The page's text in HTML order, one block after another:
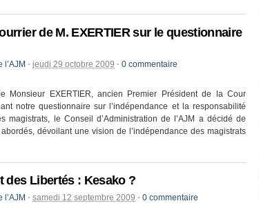
de M. EXERTIER sur le questionnaire
l’AJM ⋅ jeudi 29 octobre 2009 ⋅ 0 commentaire
Monsieur EXERTIER, ancien Premier Président de la Cour
notre questionnaire sur l’indépendance et la responsabilité
magistrats, le Conseil d’Administration de l’AJM a décidé de
dévoilant une vision de l’indépendance des magistrats
des Libertés : Kesako ?
l’AJM ⋅ samedi 12 septembre 2009 ⋅ 0 commentaire